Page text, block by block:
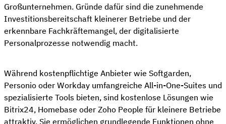
Großunternehmen. Gründe dafür sind die zunehmende
Investitionsbereitschaft kleinerer Betriebe und der
erkennbare Fachkräftemangel, der digitalisierte
Personalprozesse notwendig macht.
Während kostenpflichtige Anbieter wie Softgarden,
Personio oder Workday umfangreiche All-in-One-Suites und
spezialisierte Tools bieten, sind kostenlose Lösungen wie
Bitrix24, Homebase oder Zoho People für kleinere Betriebe
attraktiv. Sie ermöglichen grundlegende Funktionen ohne